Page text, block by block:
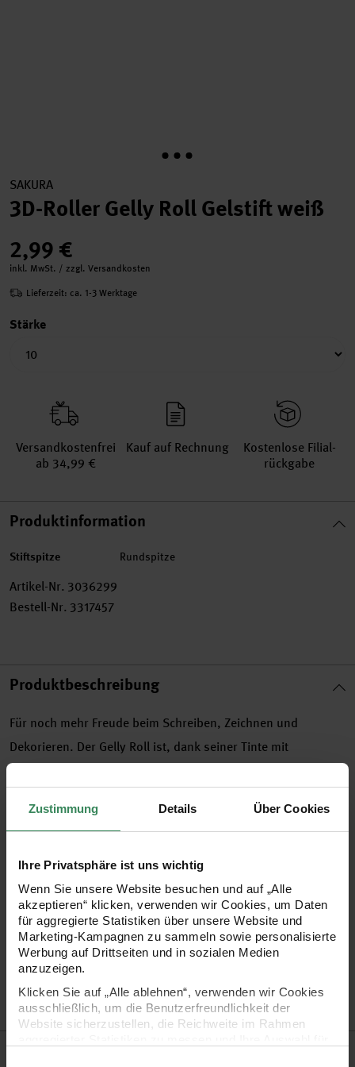
Zustimmung Details Über Cookies
Ihre Privatsphäre ist uns wichtig
Wenn Sie unsere Website besuchen und auf „Alle
akzeptieren“ klicken, verwenden wir Cookies, um Daten
für aggregierte Statistiken über unsere Website und
Marketing-Kampagnen zu sammeln sowie personalisierte
Werbung auf Drittseiten und in sozialen Medien
anzuzeigen.
Klicken Sie auf „Alle ablehnen“, verwenden wir Cookies
ausschließlich, um die Benutzerfreundlichkeit der
Website sicherzustellen, die Reichweite im Rahmen
SAKURA
3D-Roller Gelly Roll Gelstift weiß
2,99 €
inkl. MwSt. / zzgl. Versandkosten
Lieferzeit: ca. 1-3 Werktage
Stärke
Versand­kosten­frei
ab 34,99 €
Kauf auf Rechnung
Kosten­lose Filial­
rückgabe
Produktinformation
Stiftspitze Rundspitze
Artikel-Nr. 3036299
Bestell-Nr. 3317457
Produktbeschreibung
Für noch mehr Freude beim Schreiben, Zeichnen und
Dekorieren. Der Gelly Roll ist, dank seiner Tinte mit
flüssiges Schreiberlebnis. Ein Gelly Roll-Stift für hellweiße
konstanter Tintenfluss, wasserfest und lichtbeständig.
Perfekt zum Zeichnen, Schreiben und für Highlights auf
dunklem Papier. Die deckende, weiße Tinte sticht auf
dunklem und buntem Papier hervor.
weißer Gelstift mit Kugelspitze
lichtecht, wasserfest und chemikalienbeständig
Hersteller